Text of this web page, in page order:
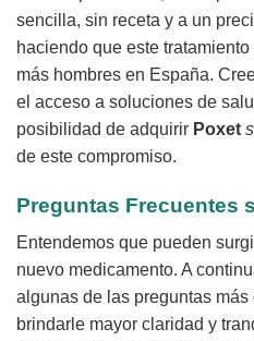
sencilla, sin receta y a un
haciendo que este
más hombres en España.
el acceso a soluciones de
posibilidad de adquirir Poxet
de este compromiso.
Preguntas Frecuentes
Entendemos que pueden
nuevo medicamento. A
algunas de las preguntas más
brindarle mayor claridad y